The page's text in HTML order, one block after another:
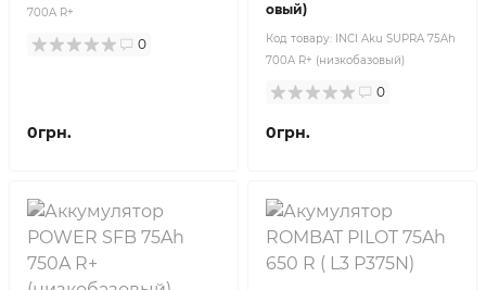
700A R+
0
0грн.
овый)
Код товару: INCI Aku SUPRA 75Ah
700A R+ (низкобазовый)
0
0грн.